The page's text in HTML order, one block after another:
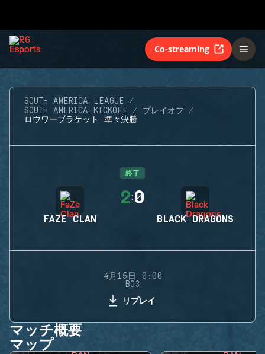
Co-streaming
SOUTH AMERICA LEAGUE
SOUTH AMERICA KICKOFF
プレイオフ
ロウワーブラケット 準々決勝
終了
FAZE CLAN
2:0
BLACK DRAGONS
4月15日 0:00
BO3
リプレイ
マッチ概要
マップ